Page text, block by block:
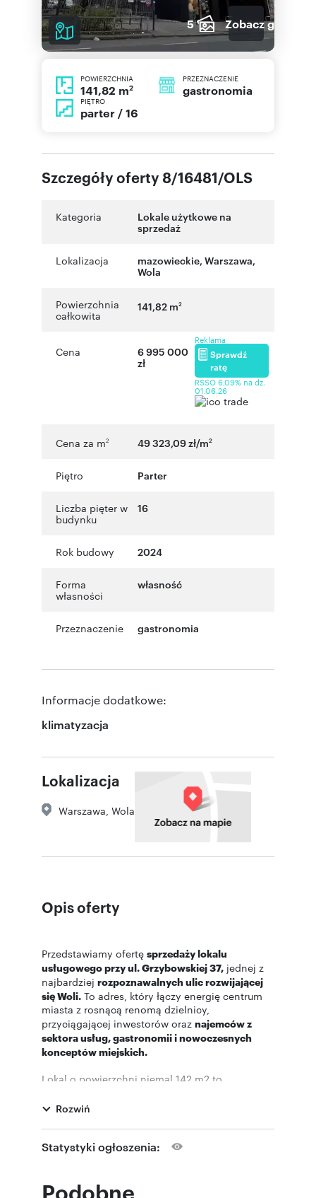
5 Zobacz galerię
POWIERZCHNIA
141,82 m2
PRZEZNACZENIE
gastronomia
PIĘTRO
parter / 16
Szczegóły oferty 8/16481/OLS
Kategoria
Lokale użytkowe na
sprzedaż
Lokalizacja mazowieckie, Warszawa,
Wola
Powierzchnia
całkowita
141,82 m2
Cena
6 995 000
zł
Reklama
Sprawdź
ratę
RSSO 6,09% na dz.
01.06.26
Cena za m2 49 323,09 zł/m2
Piętro Parter
Liczba pięter w
budynku
16
Rok budowy 2024
Forma
własności
własność
Przeznaczenie gastronomia
Informacje dodatkowe:
klimatyzacja
Lokalizacja
Warszawa Wola
Opis oferty
Przedstawiamy ofertę sprzedaży lokalu
usługowego przy ul. Grzybowskiej 37, jednej z
najbardziej rozpoznawalnych ulic rozwijającej
się Woli. To adres, który łączy energię centrum
miasta z rosnącą renomą dzielnicy,
przyciągającej inwestorów oraz najemców z
sektora usług, gastronomii i nowoczesnych
konceptów miejskich.
Lokal o powierzchni niemal 142 m2 to
przestrzeń z dużymi przeszkleniami,
widoczność z poziomu ulicy. Przemyślany układ
pozwala nakomfortowe prowadzenie
Potencjał inwestycyjny
Rozwiń
Statystyki ogłoszenia:
Podobne